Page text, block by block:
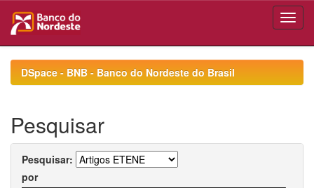
navigationDSpace - BNB - Banco do Nordeste do Brasil
Pesquisar
Pesquisar:
por